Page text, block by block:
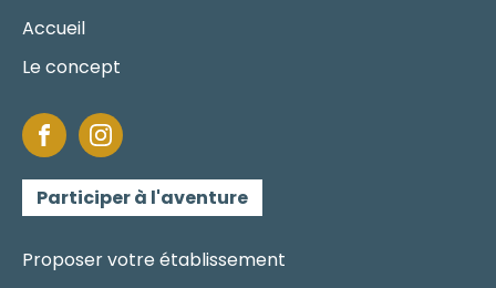
Accueil
Le concept
Participer à l'aventure
Proposer votre établissement